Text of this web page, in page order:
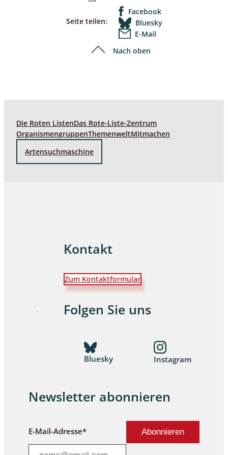
Seite teilen:
Facebook
Bluesky
E-Mail
Nach oben
Die Roten ListenDas Rote-Liste-Zentrum
OrganismengruppenThemenweltMitmachen
Artensuchmaschine
Kontakt
Zum Kontaktformular
Folgen Sie uns
Bluesky Instagram
Newsletter abonnieren
E-Mail-Adresse*